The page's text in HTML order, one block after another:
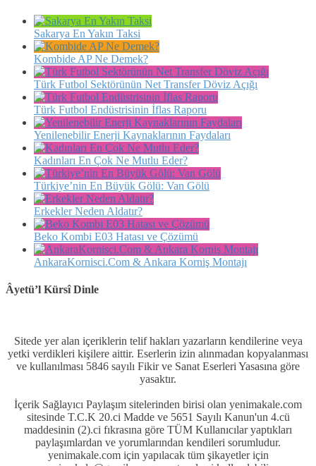
Sakarya En Yakın Taksi
Kombide AP Ne Demek?
Türk Futbol Sektörünün Net Transfer Döviz Açığı
Türk Futbol Endüstrisinin İflas Raporu
Yenilenebilir Enerji Kaynaklarının Faydaları
Kadınları En Çok Ne Mutlu Eder?
Türkiye’nin En Büyük Gölü: Van Gölü
Erkekler Neden Aldatır?
Beko Kombi E03 Hatası ve Çözümü
AnkaraKornisci.Com & Ankara Korniş Montajı
Âyetü’l Kürsî Dinle
Sitede yer alan içeriklerin telif hakları yazarların kendilerine veya
yetki verdikleri kişilere aittir. Eserlerin izin alınmadan kopyalanması
ve kullanılması 5846 sayılı Fikir ve Sanat Eserleri Yasasına göre
yasaktır.
İçerik Sağlayıcı Paylaşım sitelerinden birisi olan yenimakale.com
sitesinde T.C.K 20.ci Madde ve 5651 Sayılı Kanun'un 4.cü
maddesinin (2).ci fıkrasına göre TÜM Kullanıcılar yaptıkları
paylaşımlardan ve yorumlarından kendileri sorumludur.
yenimakale.com için yapılacak tüm şikayetler için